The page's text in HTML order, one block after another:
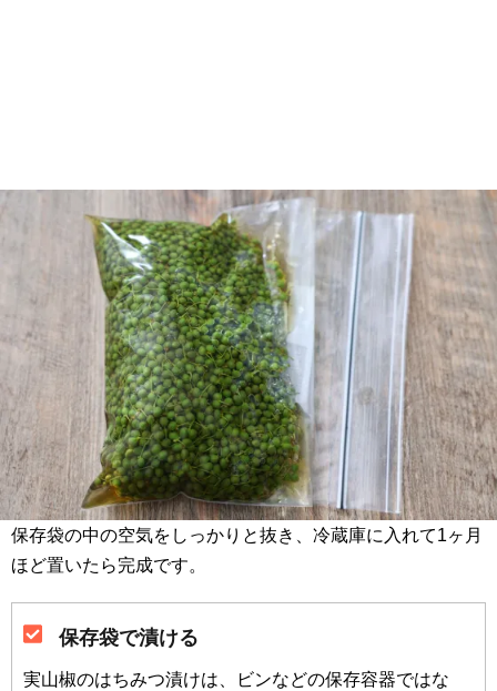
保存袋の中の空気をしっかりと抜き、冷蔵庫に入れて1ヶ月
ほど置いたら完成です。
保存袋で漬ける
実山椒のはちみつ漬けは、ビンなどの保存容器ではな